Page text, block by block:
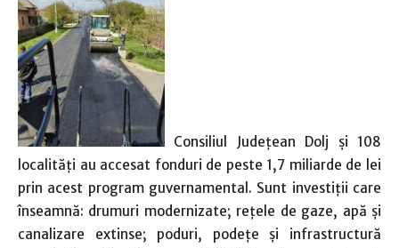
Consiliul Județean Dolj și 108
localități au accesat fonduri de peste 1,7 miliarde de lei
prin acest program guvernamental. Sunt investiții care
înseamnă: drumuri modernizate; rețele de gaze, apă și
canalizare extinse; poduri, podețe și infrastructură